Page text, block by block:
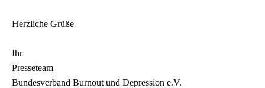
Herzliche Grüße
Ihr
Presseteam
Bundesverband Burnout und Depression e.V.